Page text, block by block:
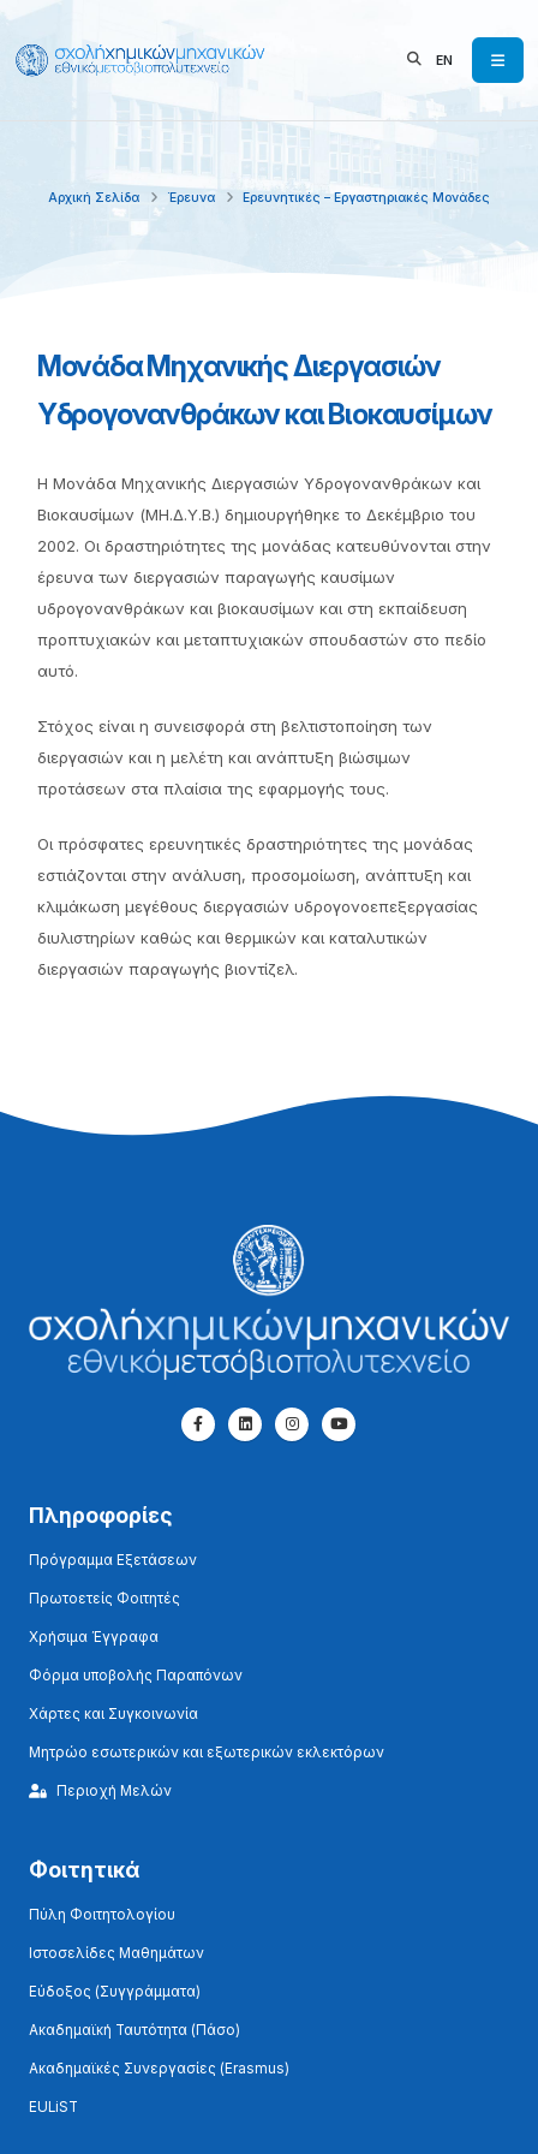
EN
Αρχική Σελίδα Έρευνα Ερευνητικές – Εργαστηριακές Μονάδες
Μονάδα Μηχανικής Διεργασιών
Υδρογονανθράκων και Βιοκαυσίμων
Η Μονάδα Μηχανικής Διεργασιών Υδρογονανθράκων και
Βιοκαυσίμων (ΜΗ.Δ.Υ.Β.) δημιουργήθηκε το Δεκέμβριο του
2002. Οι δραστηριότητες της μονάδας κατευθύνονται στην
έρευνα των διεργασιών παραγωγής καυσίμων
υδρογονανθράκων και βιοκαυσίμων και στη εκπαίδευση
προπτυχιακών και μεταπτυχιακών σπουδαστών στο πεδίο
αυτό.
Στόχος είναι η συνεισφορά στη βελτιστοποίηση των
διεργασιών και η μελέτη και ανάπτυξη βιώσιμων
προτάσεων στα πλαίσια της εφαρμογής τους.
Οι πρόσφατες ερευνητικές δραστηριότητες της μονάδας
εστιάζονται στην ανάλυση, προσομοίωση, ανάπτυξη και
κλιμάκωση μεγέθους διεργασιών υδρογονοεπεξεργασίας
διυλιστηρίων καθώς και θερμικών και καταλυτικών
διεργασιών παραγωγής βιοντίζελ.
Πληροφορίες
Πρόγραμμα Εξετάσεων
Πρωτοετείς Φοιτητές
Χρήσιμα Έγγραφα
Φόρμα υποβολής Παραπόνων
Χάρτες και Συγκοινωνία
Μητρώο εσωτερικών και εξωτερικών εκλεκτόρων
Περιοχή Μελών
Φοιτητικά
Πύλη Φοιτητολογίου
Ιστοσελίδες Μαθημάτων
Εύδοξος (Συγγράμματα)
Ακαδημαϊκή Ταυτότητα (Πάσο)
Ακαδημαϊκές Συνεργασίες (Erasmus)
EULiST